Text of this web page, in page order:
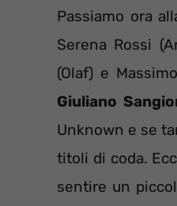
Passiamo ora
Serena Rossi
(Olaf) e
Giuliano
Unknown e se
titoli di coda.
sentire un